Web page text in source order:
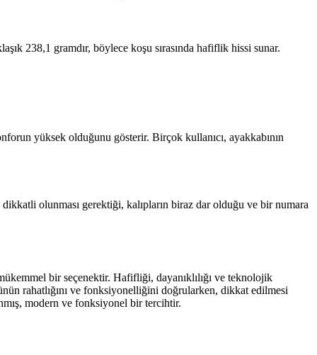
238,1 gramdır, böylece koşu sırasında hafiflik hissi sunar.
yüksek olduğunu gösterir. Birçok kullanıcı, ayakkabının
olunması gerektiği, kalıpların biraz dar olduğu ve bir numara
bir seçenektir. Hafifliği, dayanıklılığı ve teknolojik
rahatlığını ve fonksiyonelliğini doğrularken, dikkat edilmesi
modern ve fonksiyonel bir tercihtir.